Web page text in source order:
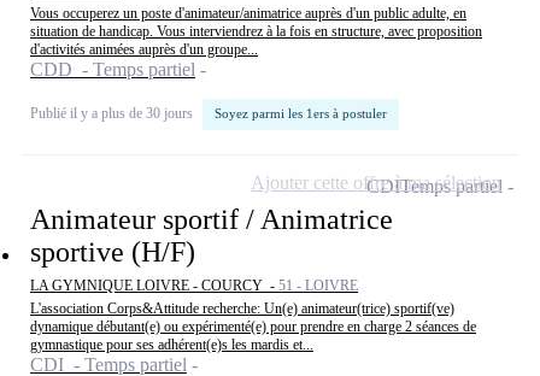
Vous occuperez un poste d'animateur/animatrice auprès d'un public adulte, en
situation de handicap. Vous interviendrez à la fois en structure, avec proposition
d'activités animées auprès d'un groupe...
CDD - Temps partiel
Publié il y a plus de 30 jours Soyez parmi les 1ers à postuler
Animateur sportif / Animatrice
sportive (H/F)
LA GYMNIQUE LOIVRE - COURCY - 51 - LOIVRE
L'association Corps&Attitude recherche: Un(e) animateur(trice) sportif(ve)
dynamique débutant(e) ou expérimenté(e) pour prendre en charge 2 séances de
gymnastique pour ses adhérent(e)s les mardis et...
CDI - Temps partiel
CDITemps partiel
Ajouter cette offre à ma sélection